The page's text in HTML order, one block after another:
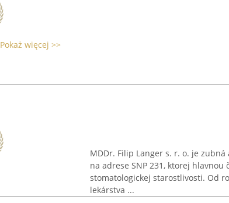
Pokaż więcej >>
MDDr. Filip Langer s. r. o. je
na adrese SNP 231, ktorej
stomatologickej starostlivosti. Od
lekárstva ...